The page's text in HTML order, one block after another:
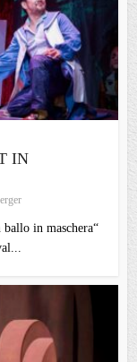
IN
in maschera“